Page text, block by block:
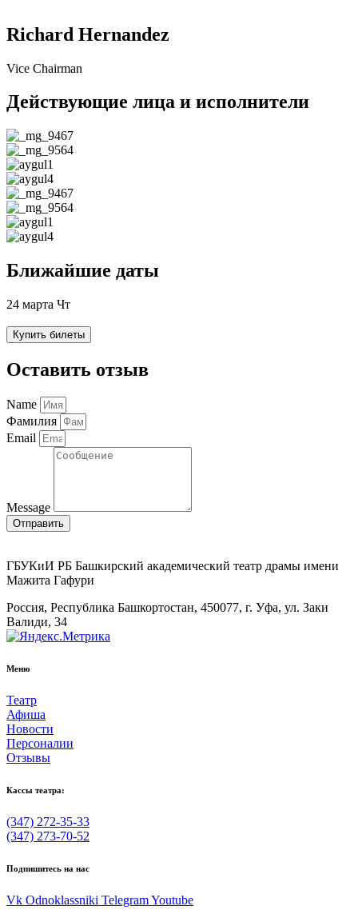
Richard Hernandez
Vice Chairman
Действующие лица и исполнители
Ближайшие даты
24 марта Чт
Купить билеты
Оставить отзыв
Name
Фамилия
Email
Message
Отправить
ГБУКиИ РБ Башкирский академический театр драмы имени
Мажита Гафури
Россия, Республика Башкортостан, 450077, г. Уфа, ул. Заки
Валиди, 34
Меню
Театр
Афиша
Новости
Персоналии
Отзывы
Кассы театра:
(347) 272-35-33
(347) 273-70-52
Подпишитесь на нас
Vk Odnoklassniki TelegramYoutube